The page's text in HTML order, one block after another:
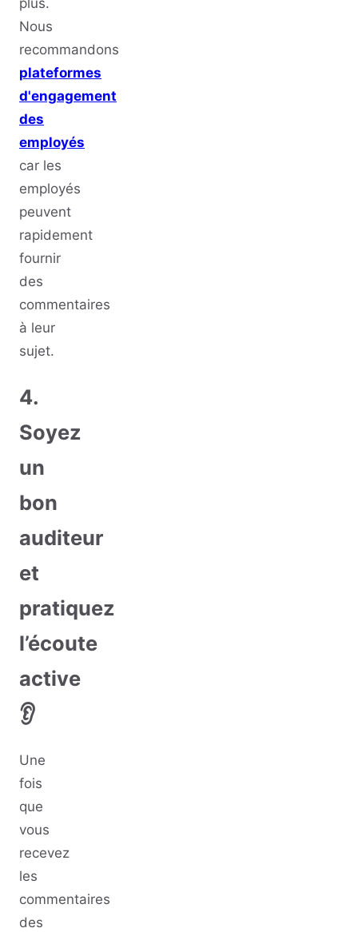
plus.
Nous
recommandons
plateformes
d'engagement
des
employés
car les
employés
peuvent
rapidement
fournir
des
commentaires
à leur
sujet.
4.
Soyez
un
bon
auditeur
et
pratiquez
l’écoute
active
👂
Une
fois
que
vous
recevez
les
commentaires
des